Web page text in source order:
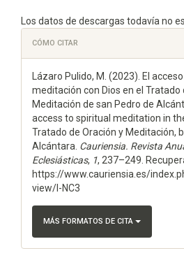
Los datos de descargas todavía no
Detalles
del
artículo
CÓMO CITAR
Lázaro Pulido, M. (2023). El
meditación con Dios en el Tratado
Meditación de san Pedro de
access to spiritual meditation in
Tratado de Oración y Meditación,
Alcántara. Cauriensia. Revista
Eclesiásticas, 1, 237–249.
https://www.cauriensia.es/
view/I-NC3
MÁS FORMATOS DE CITA